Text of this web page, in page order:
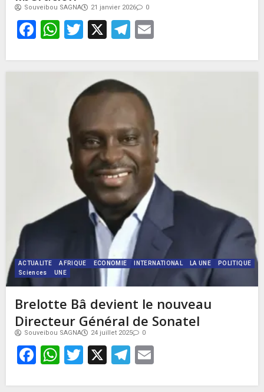
Souveibou SAGNA 21 janvier 2026 0
Facebook
WhatsApp
Twitter
X Telegram
ACTUALITE AFRIQUE ECONOMIE INTERNATIONAL LA UNE
POLITIQUE
Sciences
UNE
Brelotte Bâ devient le nouveau
Directeur Général de Sonatel
Souveibou SAGNA 24 juillet 2025 0
Facebook
WhatsApp
Twitter
X Telegram